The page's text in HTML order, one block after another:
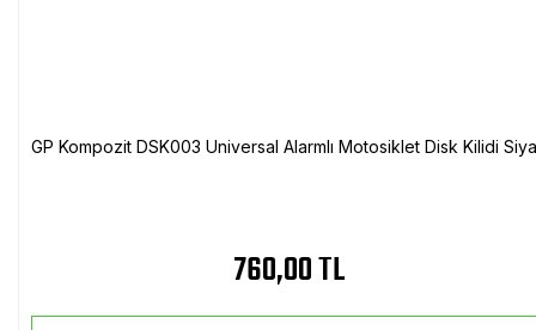
GP Kompozit DSK003 Universal Alarmlı Motosiklet Disk Kilidi
760,00 TL